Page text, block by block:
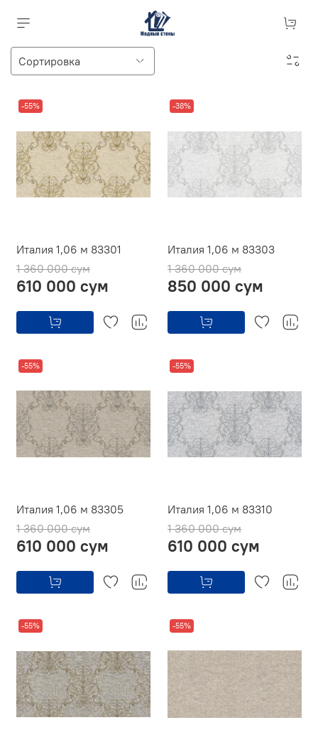
-55%
Италия 1,06 м 83301
1 360 000 сум
610 000 сум
-38%
Италия 1,06 м 83303
1 360 000 сум
850 000 сум
-55%
Италия 1,06 м 83305
1 360 000 сум
610 000 сум
-55%
Италия 1,06 м 83310
1 360 000 сум
610 000 сум
-55% -55%